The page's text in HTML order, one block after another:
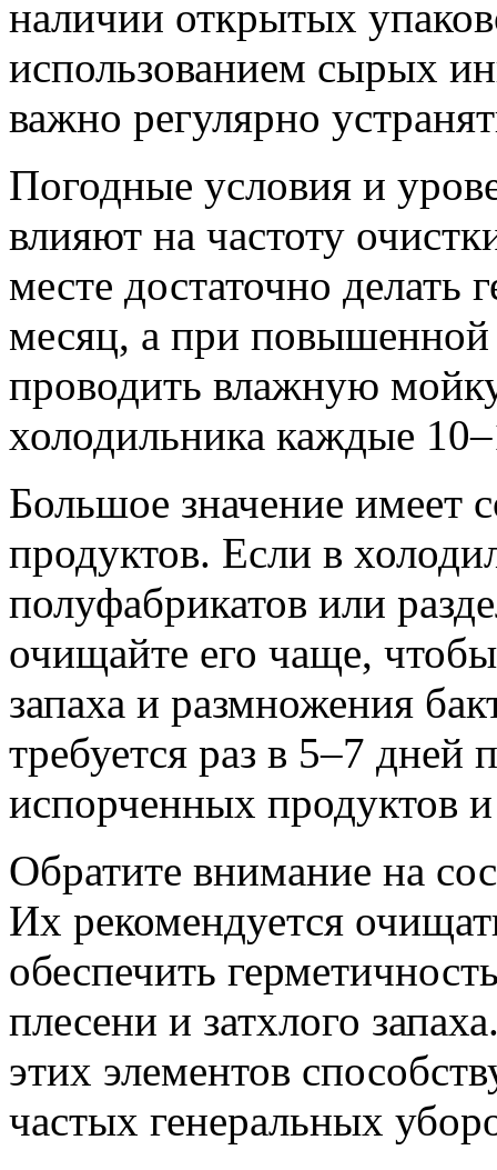
наличии открытых
использованием сырых
важно регулярно
Погодные условия и
влияют на частоту
месте достаточно делать
месяц, а при повышенной
проводить влажную
холодильника каждые
Большое значение имеет
продуктов. Если в
полуфабрикатов или
очищайте его чаще,
запаха и размножения
требуется раз в 5–7 дней
испорченных продуктов
Обратите внимание на
Их рекомендуется
обеспечить
плесени и затхлого
этих элементов
частых генеральных